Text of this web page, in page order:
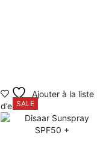
SALE
Ajouter à la liste
d’envies